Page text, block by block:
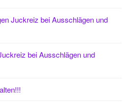
Juckreiz bei Ausschlägen und
bei Ausschlägen und